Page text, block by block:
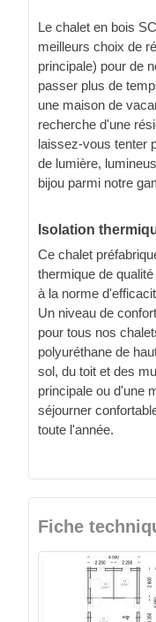
Le chalet en bois
meilleurs choix de
principale) pour de
passer plus de
une maison de
recherche d'une
laissez-vous tenter
de lumière,
bijou parmi notre
Isolation
Ce chalet
thermique de
à la norme
Un niveau de
pour tous nos
polyuréthane de
sol, du toit et des
principale ou d'une
séjourner
toute l'année.
Fiche